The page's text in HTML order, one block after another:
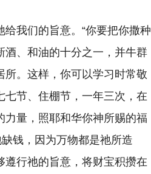
我们的旨意。“你要把你撒种
酒、和油的十分之一，并牛群
。这样，你可以学习时常敬
七节、住棚节，一年三次，在
量，照耶和华你神所赐的福
钱，因为万物都是祂所造
行祂的旨意，将财宝积攒在